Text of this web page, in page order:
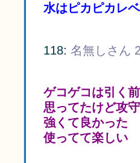
水はピカピカレ
118: 名無しさん
ゲコゲコは引く
思ってたけど攻
強くて良かった
使ってて楽しい